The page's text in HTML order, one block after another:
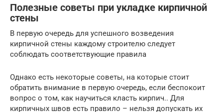
Полезные советы при укладке кирпичной
стены
В первую очередь для успешного возведения
кирпичной стены каждому строителю следует
соблюдать соответствующие правила
Однако есть некоторые советы, на которые стоит
обратить внимание в первую очередь, если беспокоит
вопрос о том, как научиться класть кирпич.. Для
кирпичных швов есть правило – нельзя допускать их